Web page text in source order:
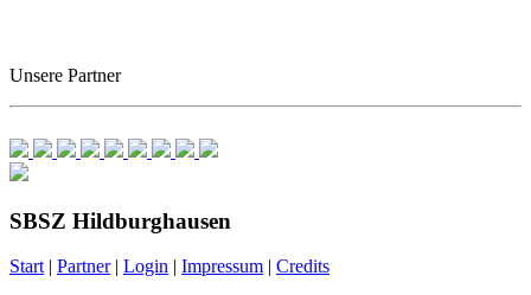
Unsere Partner
SBSZ Hildburghausen
Start| Partner| Login | Impressum | Credits